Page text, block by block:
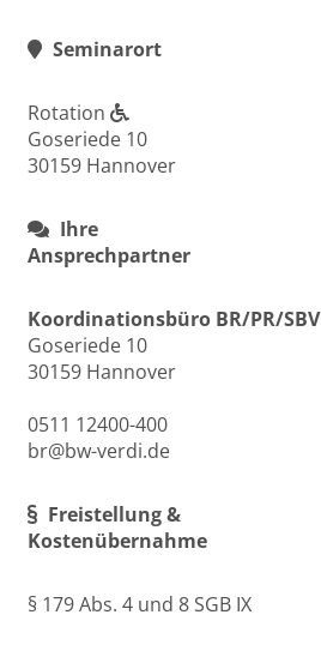
Seminarort
Rotation
Goseriede 10
30159 Hannover
Ihre
Ansprechpartner
Koordinationsbüro BR/PR/SBV
Goseriede 10
30159 Hannover
0511 12400-400
br@bw-verdi.de
Freistellung &
Kostenübernahme
§ 179 Abs. 4 und 8 SGB IX